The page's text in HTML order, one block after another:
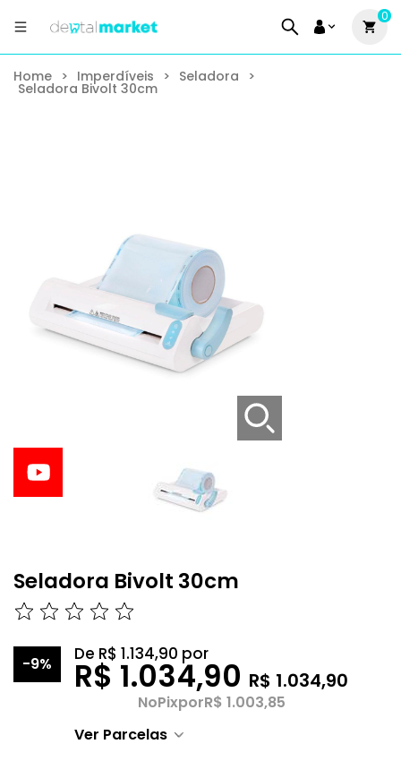
0
Home > Imperdíveis > Seladora >
Seladora Bivolt 30cm
Seladora Bivolt 30cm
-9% De R$ 1.134,90 por
R$ 1.034,90 R$ 1.034,90
NoPixporR$ 1.003,85
Ver Parcelas